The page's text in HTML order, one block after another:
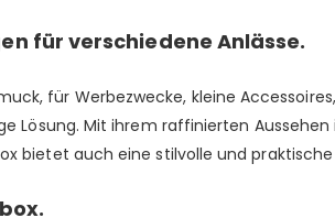
für verschiedene Anlässe.
für Werbezwecke, kleine
Lösung. Mit ihrem raffinierten
bietet auch eine stilvolle und